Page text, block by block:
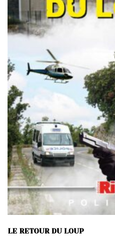
LE RETOUR DU LOUP